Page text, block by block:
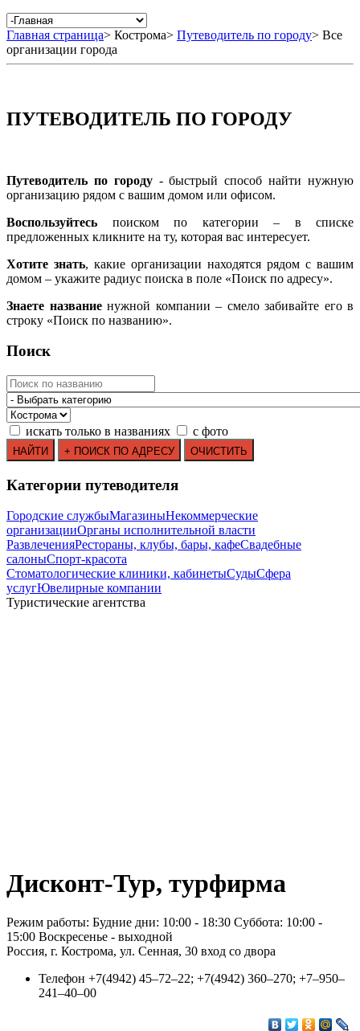
Главная страница> Кострома> Путеводитель по городу> Все
организации города
ПУТЕВОДИТЕЛЬ ПО ГОРОДУ
Путеводитель по городу- быстрый способ найти нужную
организацию рядом с вашим домом или офисом.
Воспользуйтесь поиском по категории – в списке
предложенных кликните на ту, которая вас интересует.
Хотите знать, какие организации находятся рядом с вашим
домом – укажите радиус поиска в поле «Поиск по адресу».
Знаете названиенужной компании – смело забивайте его в
строку «Поиск по названию».
Поиск
искать только в названиях с фото
Категории путеводителя
Городские службыМагазиныНекоммерческие
организацииОрганы исполнительной власти
РазвлеченияРестораны, клубы, бары, кафеСвадебные
салоныСпорт-красота
Стоматологические клиники, кабинетыСудыСфера
услугЮвелирные компании
Туристические агентства
Дисконт-Тур, турфирма
Режим работы: Будние дни: 10:00 - 18:30 Суббота: 10:00 -
15:00 Воскресенье - выходной
Россия, г. Кострома, ул. Сенная, 30 вход со двора
Телефон +7(4942) 45‒72‒22; +7(4942) 360‒270; +7‒950‒
241‒40‒00